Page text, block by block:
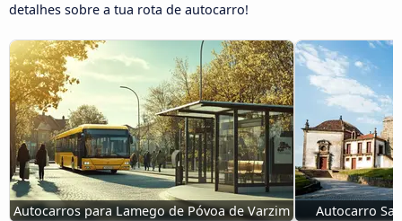
detalhes sobre a tua rota de autocarro!
Autocarros para Lamego de Póvoa de Varzim Autocarro